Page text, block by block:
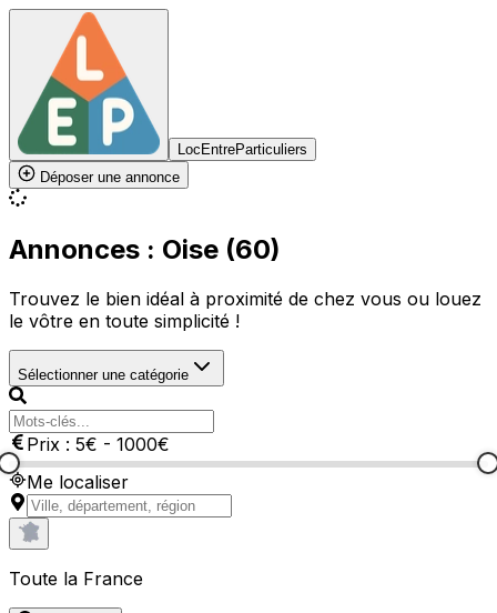
LocEntreParticuliers
Déposer une annonce
Annonces : Oise (60)
Trouvez le bien idéal à proximité de chez vous ou louez
le vôtre en toute simplicité !
Sélectionner une catégorie
Prix : 5€ - 1000€
Me localiser
Toute la France